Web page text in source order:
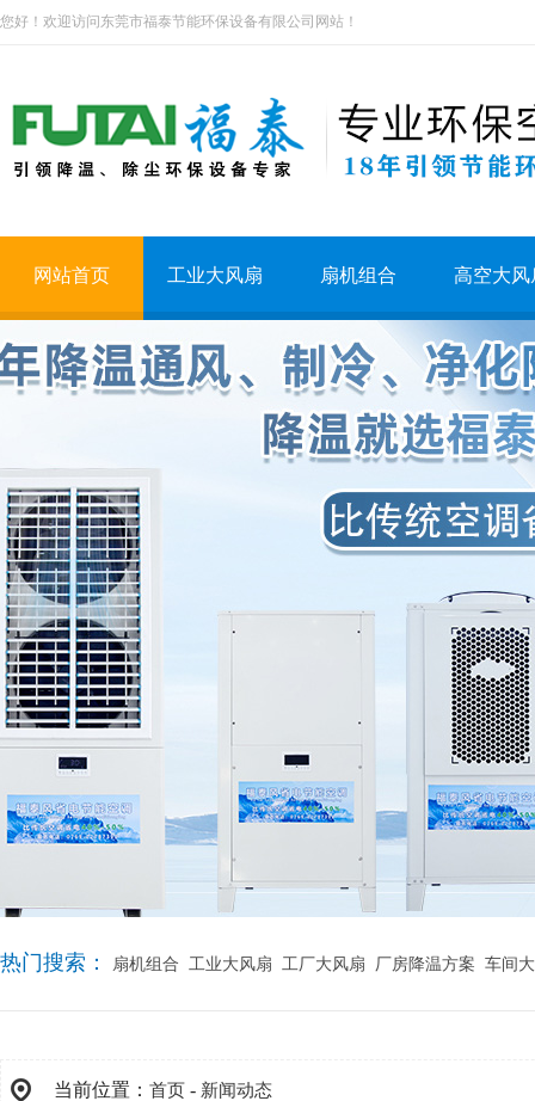
您好！欢迎访问东莞市福泰节能环保设备有限公司网站！
网站首页 工业大风扇 扇机组合 高空大风
热门搜索： 扇机组合 工业大风扇 工厂大风扇 厂房降温方案 车间
当前位置： 首页 - 新闻动态